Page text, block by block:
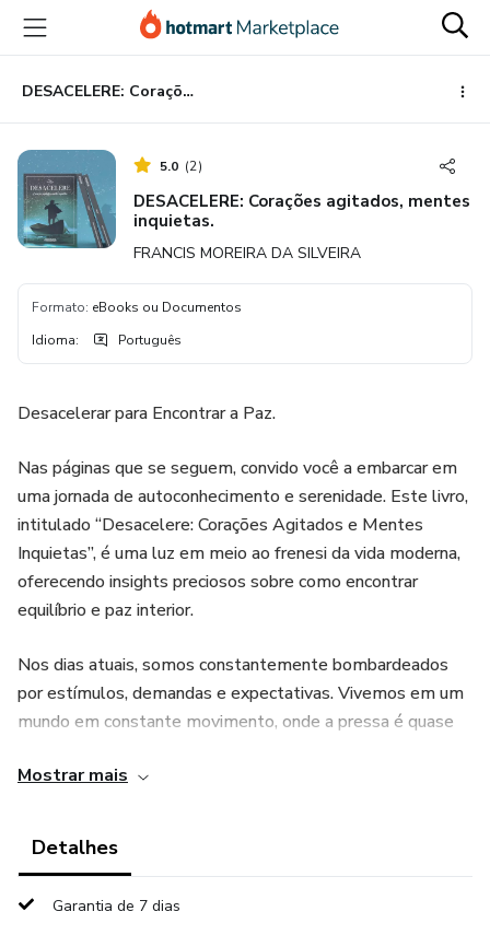
para
conteúdo
principal
para
pagamento
para
rodapé
DESACELERE: Corações agitados, mentes inquietas.
5.0 (2)
DESACELERE: Corações agitados, mentes
inquietas.
FRANCIS MOREIRA DA SILVEIRA
Formato: eBooks ou Documentos
Idioma: Português
Desacelerar para Encontrar a Paz.
Nas páginas que se seguem, convido você a embarcar em
uma jornada de autoconhecimento e serenidade. Este livro,
intitulado “Desacelere: Corações Agitados e Mentes
Inquietas”, é uma luz em meio ao frenesi da vida moderna,
oferecendo insights preciosos sobre como encontrar
equilíbrio e paz interior.
Nos dias atuais, somos constantemente bombardeados
por estímulos, demandas e expectativas. Vivemos em um
mundo em constante movimento, onde a pressa é quase
constante. É nesse contexto que surge a necessidade de
introspecção em meio ao caos.
Mostrar mais
Detalhes
Garantia de 7 dias